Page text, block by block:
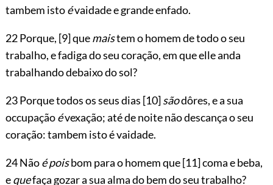
tambem istoévaidade e grande enfado.
22 Porque, [9]quemaistem o homem de todo o seu
trabalho, e fadiga do seu coração, em que elle anda
trabalhando debaixo do sol?
23 Porque todos os seus dias [10]sãodôres, e a sua
occupaçãoévexação; até de noite não descança o seu
coração: tambem isto é vaidade.
24 Nãoé poisbom para o homem que[11]coma e beba,
equefaça gozar a sua alma do bem do seu trabalho?